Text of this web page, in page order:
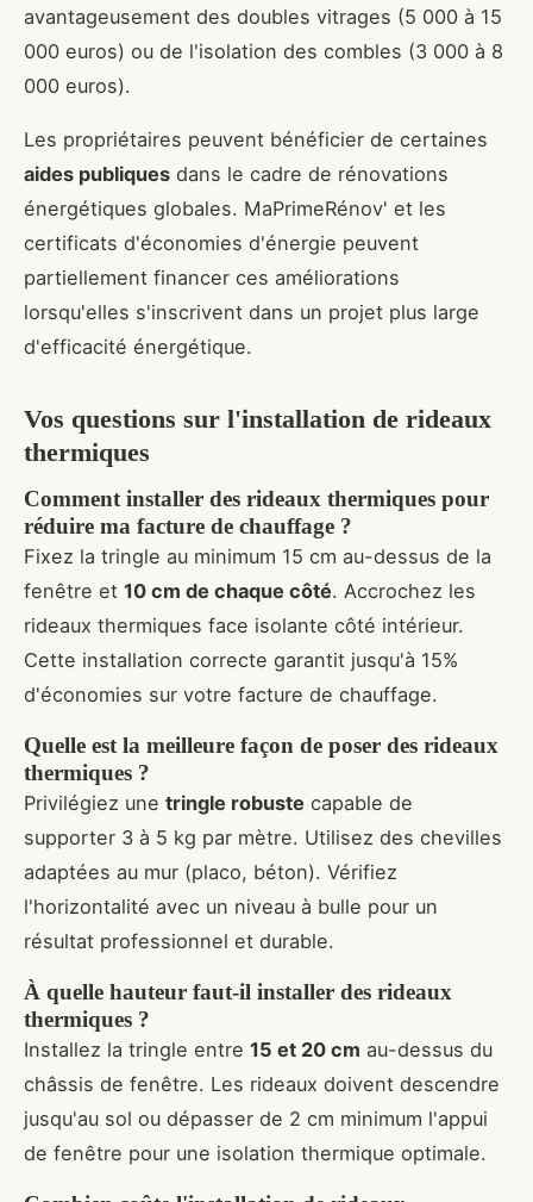
avantageusement des doubles vitrages (5 000 à 15
000 euros) ou de l'isolation des combles (3 000 à 8
000 euros).
Les propriétaires peuvent bénéficier de certaines
aides publiques dans le cadre de rénovations
énergétiques globales. MaPrimeRénov' et les
certificats d'économies d'énergie peuvent
partiellement financer ces améliorations
lorsqu'elles s'inscrivent dans un projet plus large
d'efficacité énergétique.
Vos questions sur l'installation de rideaux
thermiques
Comment installer des rideaux thermiques pour
réduire ma facture de chauffage ?
Fixez la tringle au minimum 15 cm au-dessus de la
fenêtre et 10 cm de chaque côté. Accrochez les
rideaux thermiques face isolante côté intérieur.
Cette installation correcte garantit jusqu'à 15%
d'économies sur votre facture de chauffage.
Quelle est la meilleure façon de poser des rideaux
thermiques ?
Privilégiez une tringle robuste capable de
supporter 3 à 5 kg par mètre. Utilisez des chevilles
adaptées au mur (placo, béton). Vérifiez
l'horizontalité avec un niveau à bulle pour un
résultat professionnel et durable.
À quelle hauteur faut-il installer des rideaux
thermiques ?
Installez la tringle entre 15 et 20 cm au-dessus du
châssis de fenêtre. Les rideaux doivent descendre
jusqu'au sol ou dépasser de 2 cm minimum l'appui
de fenêtre pour une isolation thermique optimale.